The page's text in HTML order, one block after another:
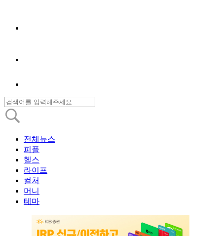
전체뉴스
피플
헬스
라이프
컬처
머니
테마